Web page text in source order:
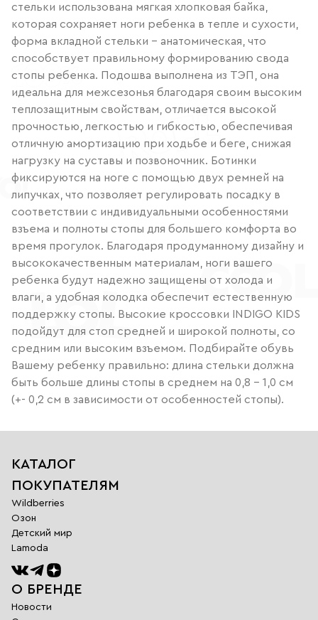
стельки использована мягкая хлопковая байка,
которая сохраняет ноги ребенка в тепле и сухости,
форма вкладной стельки – анатомическая, что
способствует правильному формированию свода
стопы ребенка. Подошва выполнена из ТЭП, она
идеальна для межсезонья благодаря своим высоким
теплозащитным свойствам, отличается высокой
прочностью, легкостью и гибкостью, обеспечивая
отличную амортизацию при ходьбе и беге, снижая
нагрузку на суставы и позвоночник. Ботинки
фиксируются на ноге с помощью двух ремней на
липучках, что позволяет регулировать посадку в
соответствии с индивидуальными особенностями
взъема и полноты стопы для большего комфорта во
время прогулок. Благодаря продуманному дизайну и
высококачественным материалам, ноги вашего
ребенка будут надежно защищены от холода и
влаги, а удобная колодка обеспечит естественную
поддержку стопы. Высокие кроссовки INDIGO KIDS
подойдут для стоп средней и широкой полноты, со
средним или высоким взъемом. Подбирайте обувь
Вашему ребенку правильно: длина стельки должна
быть больше длины стопы в среднем на 0,8 – 1,0 см
(+- 0,2 см в зависимости от особенностей стопы).
КАТАЛОГ
ПОКУПАТЕЛЯМ
Wildberries
Озон
Детский мир
Lamoda
О БРЕНДЕ
Новости